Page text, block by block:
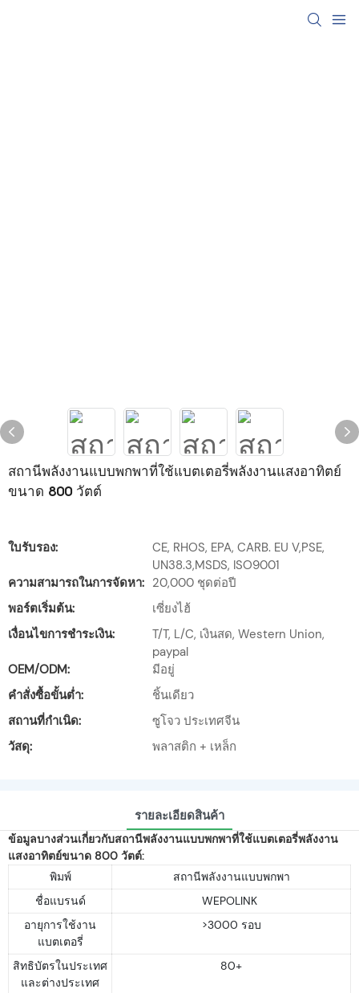
สถานีพลังงานแบบพกพาที่ใช้แบตเตอรี่พลังงานแสงอาทิตย์
ขนาด 800 วัตต์
ใบรับรอง:
CE, RHOS, EPA, CARB. EU V,PSE,
UN38.3,MSDS, ISO9001
ความสามารถในการจัดหา: 20,000 ชุดต่อปี
พอร์ตเริ่มต้น:
เซี่ยงไฮ้
เงื่อนไขการชำระเงิน:
T/T, L/C, เงินสด, Western Union,
paypal
OEM/ODM:
มีอยู่
คำสั่งซื้อขั้นต่ำ:
ชิ้นเดียว
สถานที่กำเนิด:
ซูโจว ประเทศจีน
วัสดุ:
พลาสติก + เหล็ก
รายละเอียดสินค้า
ข้อมูลบางส่วนเกี่ยวกับสถานีพลังงานแบบพกพาที่ใช้แบตเตอรี่พลังงาน
แสงอาทิตย์ขนาด 800 วัตต์:
พิมพ์
สถานีพลังงานแบบพกพา
ชื่อแบรนด์
WEPOLINK
อายุการใช้งาน
แบตเตอรี่
>3000 รอบ
สิทธิบัตรในประเทศ
และต่างประเทศ
80+